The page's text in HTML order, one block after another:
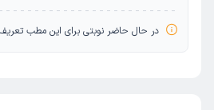
در حال حاضر نوبتی برای این مطب